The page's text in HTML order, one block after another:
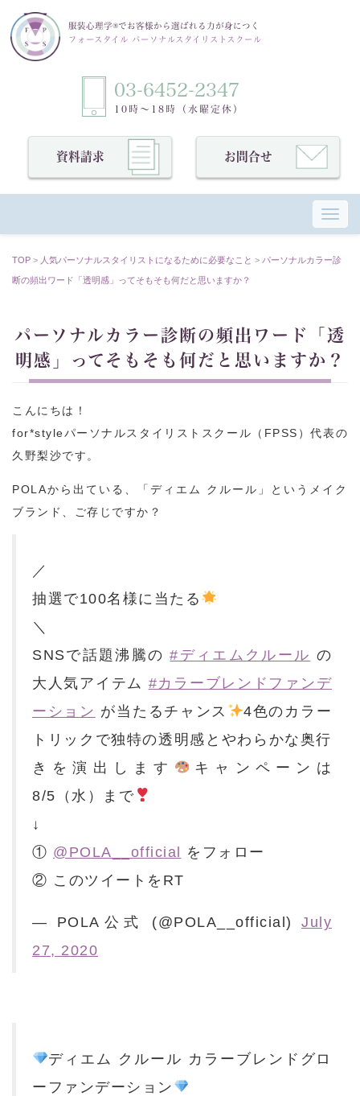
服装心理学®でお客様から選ばれる力が身につく
フォースタイル パーソナルスタイリストスクール
03-6452-2347
10時〜18時（水曜定休）
資料請求 お問合せ
TOP > ⼈気パーソナルスタイリストになるために必要なこと > パーソナルカラー診
断の頻出ワード「透明感」ってそもそも何だと思いますか？
パーソナルカラー診断の頻出ワード「透
明感」ってそもそも何だと思いますか？
こんにちは！
for*styleパーソナルスタイリストスクール（FPSS）代表の
久野梨沙です。
POLAから出ている、「ディエム クルール」というメイク
ブランド、ご存じですか？
／
抽選で100名様に当たる
＼
SNSで話題沸騰の#ディエムクルール の
大人気アイテム #カラーブレンドファンデ
ーション が当たるチャンス
4色のカラー
トリックで独特の透明感とやわらかな奥行
きを演出します
キャンペーンは
8/5（水）まで
↓
① @POLA__official をフォロー
② このツイートをRT
— POLA公式 (@POLA__official) July
27, 2020
ディエム クルール カラーブレンドグロ
ーファンデーション